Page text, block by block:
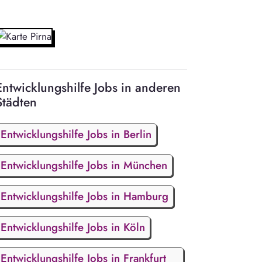
Jobs in anderen
Entwicklungshilfe Jobs in Berlin
Entwicklungshilfe Jobs in München
Entwicklungshilfe Jobs in Hamburg
Entwicklungshilfe Jobs in Köln
Entwicklungshilfe Jobs in Frankfurt